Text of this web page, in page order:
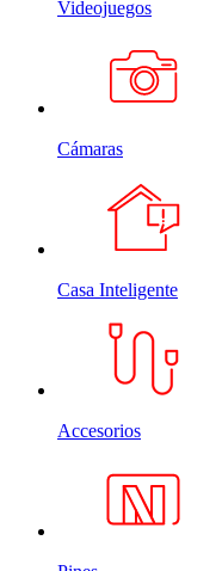
Videojuegos
Cámaras
Casa Inteligente
Accesorios